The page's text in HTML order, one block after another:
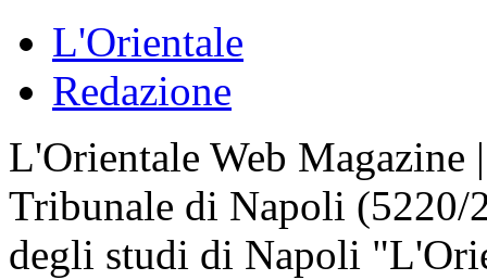
L'Orientale
Redazione
L'Orientale Web Magazine
Tribunale di Napoli
degli studi di Napoli